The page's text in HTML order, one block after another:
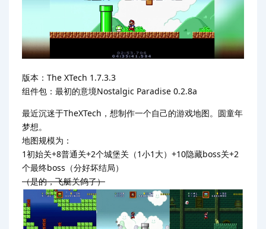
版本：The XTech 1.7.3.3
组件包：最初的意境Nostalgic Paradise 0.2.8a
最近沉迷于TheXTech，想制作一个自己的游戏地图。圆童年
梦想。
地图规模为：
1初始关+8普通关+2个城堡关（1小1大）+10隐藏boss关+2
个最终boss（分好坏结局）
（是的，飞艇关鸽了）